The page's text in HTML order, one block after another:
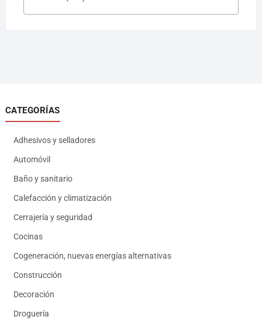
CATEGORÍAS
Adhesivos y selladores
Automóvil
Baño y sanitario
Calefacción y climatización
Cerrajería y seguridad
Cocinas
Cogeneración, nuevas energías alternativas
Construcción
Decoración
Droguería